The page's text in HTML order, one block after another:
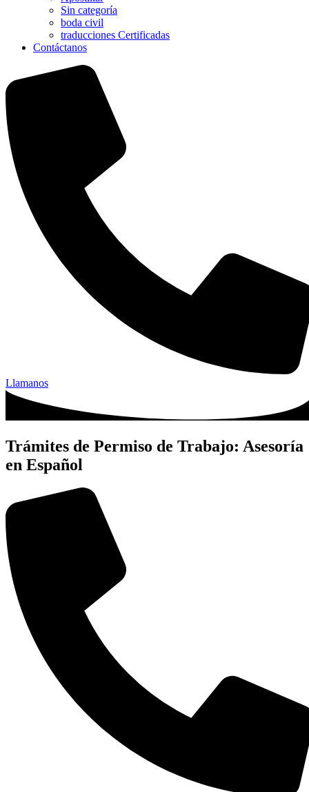
Sin categoría
boda civil
traducciones Certificadas
Contáctanos
Llamanos
Trámites de Permiso de Trabajo: Asesoría
en Español